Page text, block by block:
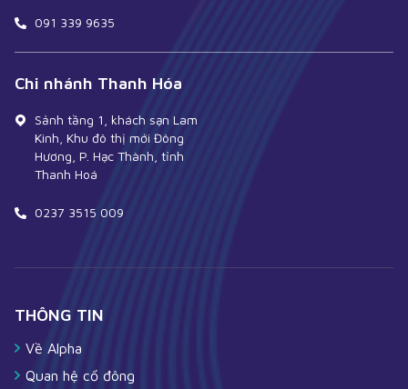
091 339 9635
Chi nhánh Thanh Hóa
Sảnh tầng 1, khách sạn Lam
Kinh, Khu đô thị mới Đông
Hương, P. Hạc Thành, tỉnh
Thanh Hoá
0237 3515 009
THÔNG TIN
Về Alpha
Quan hệ cổ đông